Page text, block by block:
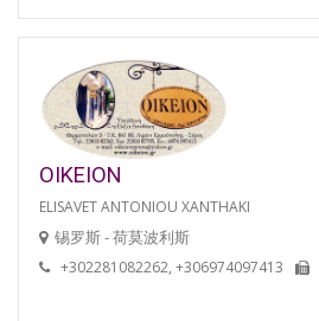
OIKEION
ELISAVET ANTONIOU XANTHAKI
锡罗斯 - 荷莫波利斯
+302281082262, +306974097413